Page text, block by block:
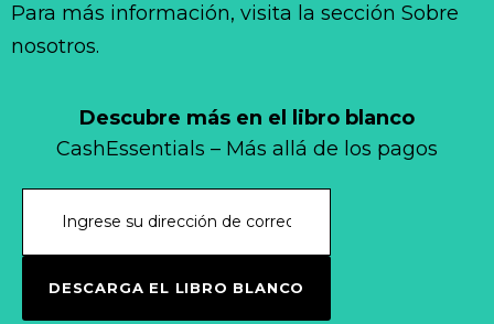
Descubre más en el libro blanco
CashEssentials – Más allá de los pagos
DESCARGA EL LIBRO BLANCO
Para más información, visita la sección Sobre
nosotros.